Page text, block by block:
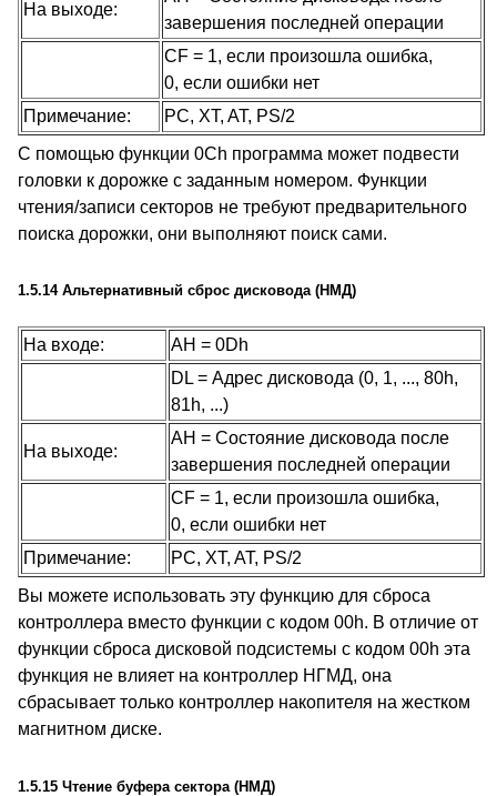
На выходе:
завершения последней операции
CF = 1, если произошла ошибка,
0, если ошибки нет
Примечание:
PC, XT, AT, PS/2
С помощью функции 0Ch программа может подвести
головки к дорожке с заданным номером. Функции
чтения/записи секторов не требуют предварительного
поиска дорожки, они выполняют поиск сами.
1.5.14 Альтернативный сброс дисковода (НМД)
На входе:
AH = 0Dh
DL = Адрес дисковода (0, 1, ..., 80h,
81h, ...)
На выходе:
AH = Состояние дисковода после
завершения последней операции
CF = 1, если произошла ошибка,
0, если ошибки нет
Примечание:
PC, XT, AT, PS/2
Вы можете использовать эту функцию для сброса
контроллера вместо функции с кодом 00h. В отличие от
функции сброса дисковой подсистемы с кодом 00h эта
функция не влияет на контроллер НГМД, она
сбрасывает только контроллер накопителя на жестком
магнитном диске.
1.5.15 Чтение буфера сектора (НМД)